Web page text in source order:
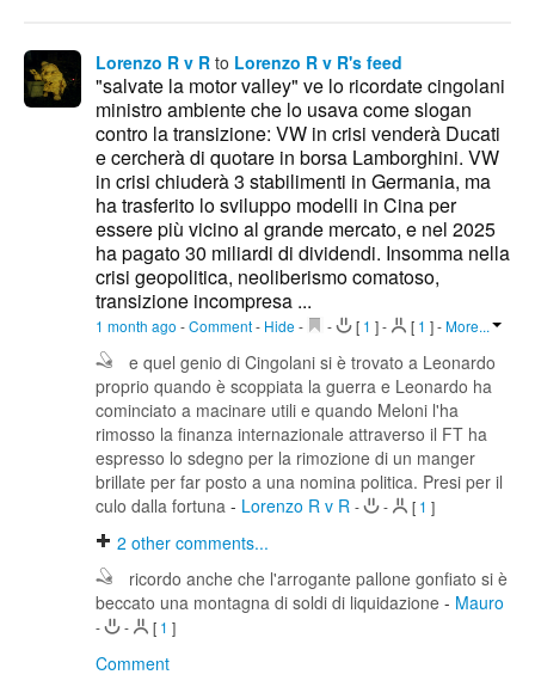
Lorenzo R v R to Lorenzo R v R's feed
"salvate la motor valley" ve lo ricordate cingolani
ministro ambiente che lo usava come slogan
contro la transizione: VW in crisi venderà Ducati
e cercherà di quotare in borsa Lamborghini. VW
in crisi chiuderà 3 stabilimenti in Germania, ma
ha trasferito lo sviluppo modelli in Cina per
essere più vicino al grande mercato, e nel 2025
ha pagato 30 miliardi di dividendi. Insomma nella
crisi geopolitica, neoliberismo comatoso,
transizione incompresa ...
1 month ago -Comment- Hide - - [ 1 ]- [ 1 ]-More...
e quel genio di Cingolani si è trovato a Leonardo
proprio quando è scoppiata la guerra e Leonardo ha
cominciato a macinare utili e quando Meloni l'ha
rimosso la finanza internazionale attraverso il FT ha
espresso lo sdegno per la rimozione di un manger
brillate per far posto a una nomina politica. Presi per il
culo dalla fortuna - Lorenzo R v R - - [ 1 ]
2 other comments...
ricordo anche che l'arrogante pallone gonfiato si è
beccato una montagna di soldi di liquidazione - Mauro
- - [ 1 ]
Comment